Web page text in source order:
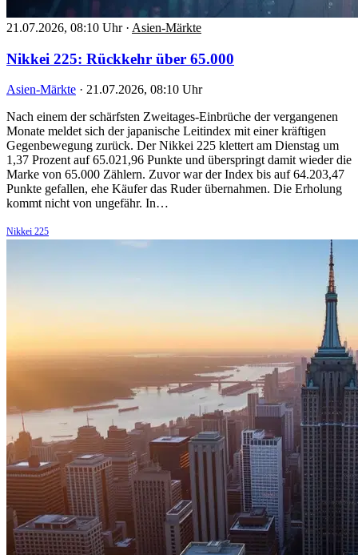
21.07.2026, 08:10 Uhr · Asien-Märkte
Nikkei 225: Rückkehr über 65.000
Asien-Märkte · 21.07.2026, 08:10 Uhr
Nach einem der schärfsten Zweitages-Einbrüche der vergangenen
Monate meldet sich der japanische Leitindex mit einer kräftigen
Gegenbewegung zurück. Der Nikkei 225 klettert am Dienstag um
1,37 Prozent auf 65.021,96 Punkte und überspringt damit wieder die
Marke von 65.000 Zählern. Zuvor war der Index bis auf 64.203,47
Punkte gefallen, ehe Käufer das Ruder übernahmen. Die Erholung
kommt nicht von ungefähr. In…
Nikkei 225